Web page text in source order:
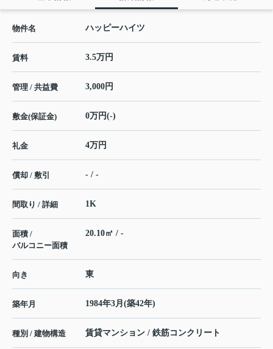
物件名 ハッピーハイツ
賃料 3.5万円
管理 / 共益費 3,000円
敷金(保証金) 0万円(-)
礼金 4万円
償却 / 敷引 - / -
間取り / 詳細 1K
面積 /
バルコニー面積
20.10㎡ / -
向き 東
築年月 1984年3月(築42年)
種別 / 建物構造 賃貸マンション / 鉄筋コンクリート